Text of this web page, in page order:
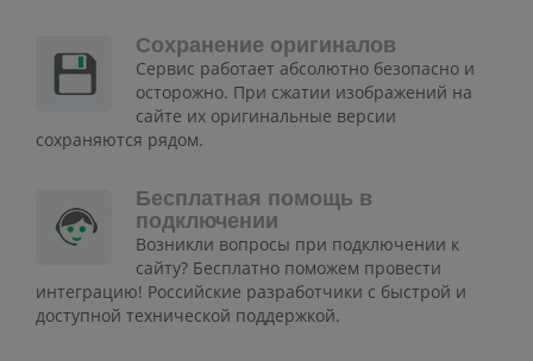
Сохранение оригиналов
Сервис работает абсолютно безопасно и
осторожно. При сжатии изображений на
сайте их оригинальные версии
сохраняются рядом.
Бесплатная помощь в
подключении
Возникли вопросы при подключении к
сайту? Бесплатно поможем провести
интеграцию! Российские разработчики с быстрой и
доступной технической поддержкой.